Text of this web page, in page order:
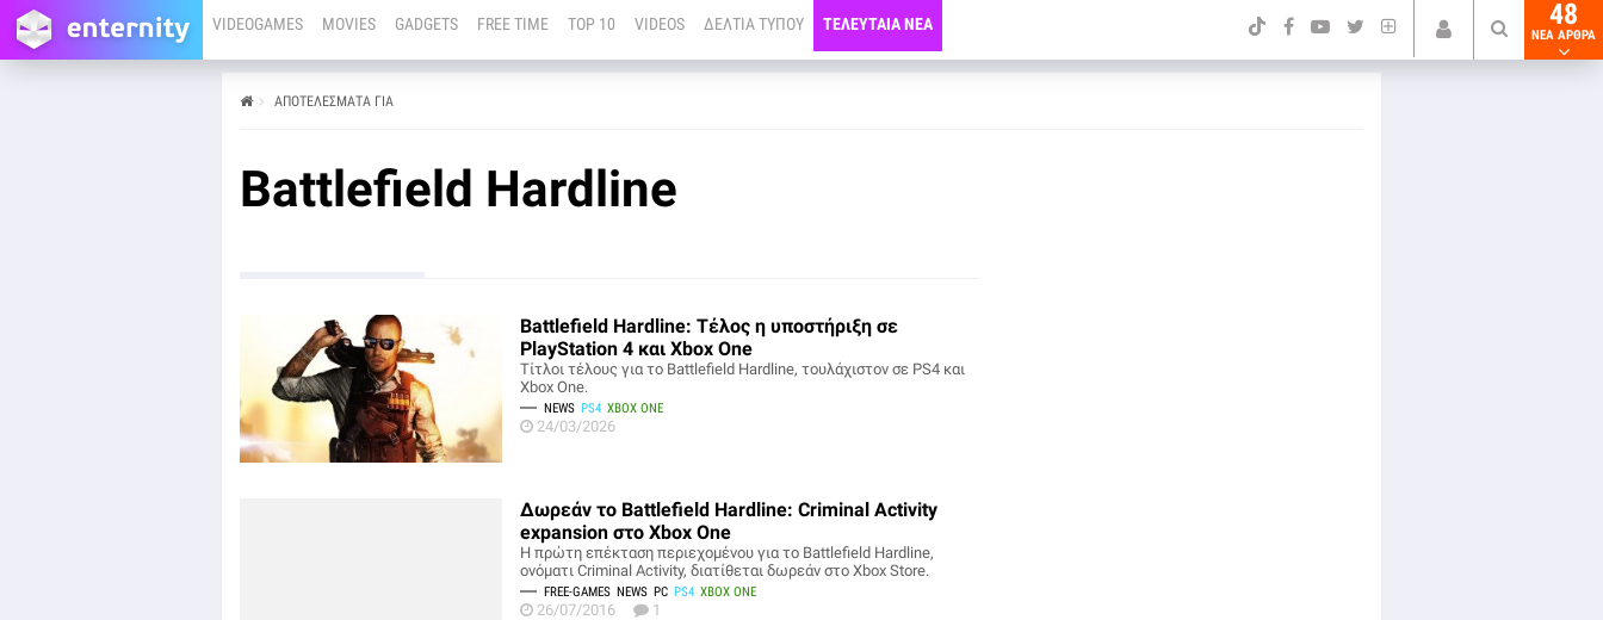
VIDEOGAMES MOVIES GADGETS FREE TIME TOP 10 VIDEOS ΔΕΛΤΙΑ ΤΥΠΟΥ ΤΕΛΕΥΤΑΙΑ ΝΕΑ 48
NEA ΑΡΘΡΑ
ΑΠΟΤΕΛΕΣΜΑΤΑ ΓΙΑ
Battlefield Hardline
Battlefield Hardline: Τέλος η υποστήριξη σε
PlayStation 4 και Xbox One
Τίτλοι τέλους για το Battlefield Hardline, τουλάχιστον σε PS4 και
Xbox One.
NEWS PS4 XBOX ONE
24/03/2026
Δωρεάν το Battlefield Hardline: Criminal Activity
expansion στο Xbox One
Η πρώτη επέκταση περιεχομένου για το Battlefield Hardline,
ονόματι Criminal Activity, διατίθεται δωρεάν στο Xbox Store.
FREE-GAMES NEWS PC PS4 XBOX ONE
26/07/2016 1